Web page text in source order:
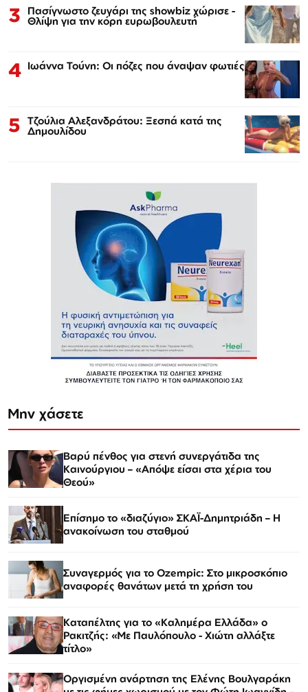
3 Πασίγνωστο ζευγάρι της showbiz χώρισε -
Θλίψη για την κόρη ευρωβουλευτή
4 Ιωάννα Τούνη: Οι πόζες που άναψαν φωτιές
5 Τζούλια Αλεξανδράτου: Ξεσπά κατά της
Δημουλίδου
Μην χάσετε
Βαρύ πένθος για στενή συνεργάτιδα της
Καινούργιου – «Απόψε είσαι στα χέρια του
Θεού»
Επίσημο το «διαζύγιο» ΣΚΑΪ-Δημητριάδη – Η
ανακοίνωση του σταθμού
Συναγερμός για το Ozempic: Στο μικροσκόπιο
αναφορές θανάτων μετά τη χρήση του
Καταπέλτης για το «Καλημέρα Ελλάδα» ο
Ρακιτζής: «Με Παυλόπουλο - Χιώτη αλλάξτε
τίτλο»
Οργισμένη ανάρτηση της Ελένης Βουλγαράκη